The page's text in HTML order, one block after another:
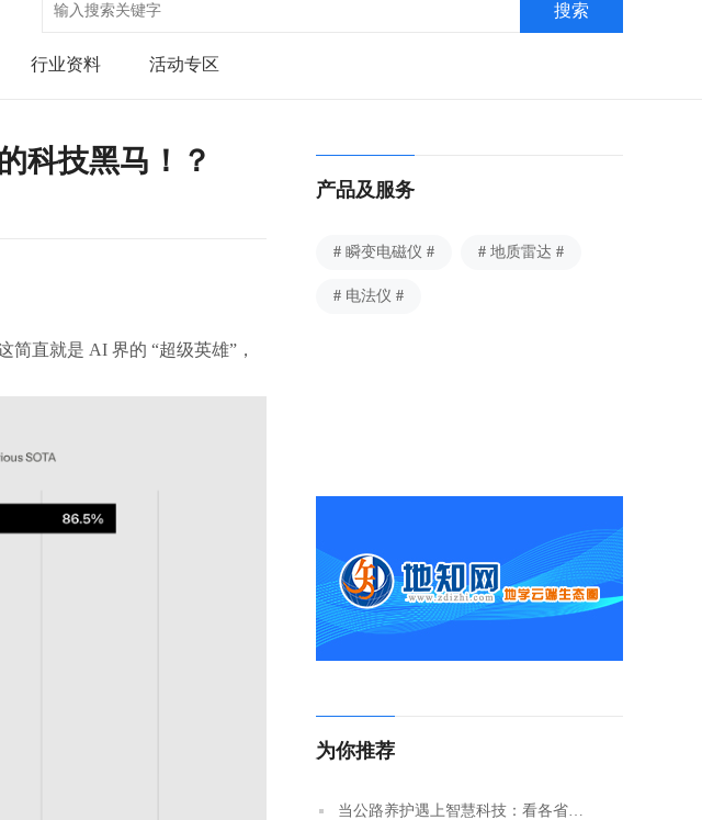
搜索
行业资料 活动专区
科技黑马！？
直就是 AI 界的 “超级英雄”，
产品及服务
瞬变电磁仪 地质雷达
电法仪
为你推荐
当公路养护遇上智慧科技：看各省如何让 “血管” 永葆活力？